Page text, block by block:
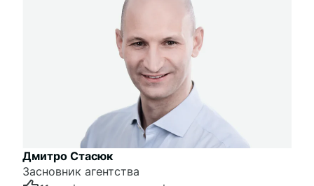
Дмитро Стасюк
Засновник агентства